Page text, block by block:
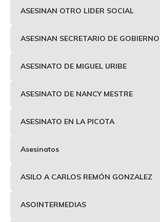
ASESINAN OTRO LIDER SOCIAL
ASESINAN SECRETARIO DE GOBIERNO
ASESINATO DE MIGUEL URIBE
ASESINATO DE NANCY MESTRE
ASESINATO EN LA PICOTA
Asesinatos
ASILO A CARLOS REMÓN GONZALEZ
ASOINTERMEDIAS